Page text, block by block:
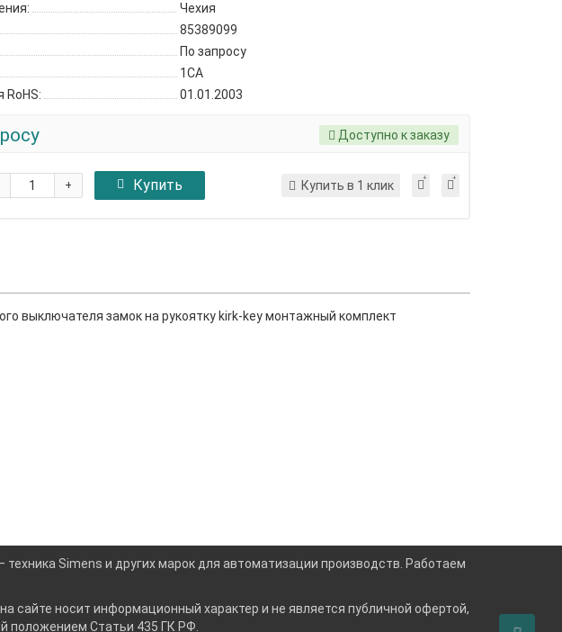
Чехия
85389099
По запросу
1CA
RoHS:
01.01.2003
Доступно к заказу
+ Купить Купить в 1 клик
выключателя замок на рукоятку kirk-key монтажный комплект
– техника Simens и других марок для автоматизации производств. Работаем
сайте носит информационный характер и не является публичной офертой,
положением Статьи 435 ГК РФ.